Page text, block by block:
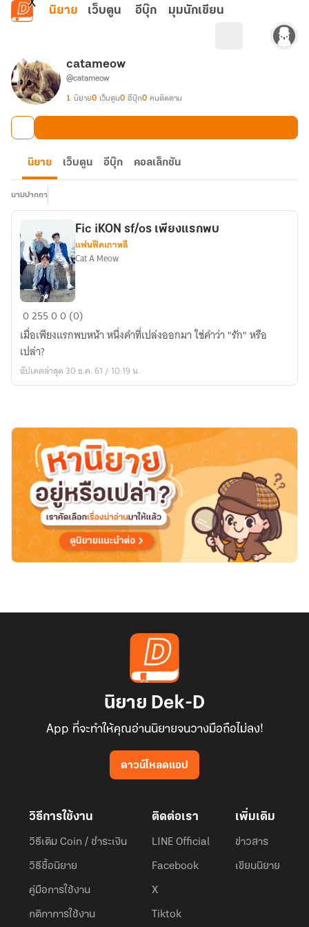
ข้ามไปยังเนื้อหาหลัก
นิยาย เว็บตูน อีบุ๊ก มุมนักเขียน
catameow
@catameow
1 นิยาย0 เว็บตูน0 อีบุ๊ก0 คนติดตาม
นิยาย เว็บตูน อีบุ๊ก คอลเล็กชัน
นามปากกา
Fic
iKON
sf/os
เพียง
แรก
Fic iKON sf/os เพียงแรกพบ
แฟนฟิคเกาหลี
Cat A Meow
025500 (0)
เมื่อเพียงแรกพบหน้า หนึ่งคำที่เปล่งออกมา ใช่คำว่า "รัก" หรือ
เปล่า?
อัปเดตล่าสุด 30 ธ.ค. 61 / 10:19 น.
นิยาย Dek-D
App ที่จะทำให้คุณอ่านนิยายจนวางมือถือไม่ลง!
ดาวน์โหลดแอป
วิธีการใช้งาน
วิธีเติม Coin / ชำระเงิน
วิธีซื้อนิยาย
คู่มือการใช้งาน
กติกาการใช้งาน
ติดต่อเรา
LINE Official
Facebook
X
Tiktok
เพิ่มเติม
ข่าวสาร
เขียนนิยาย